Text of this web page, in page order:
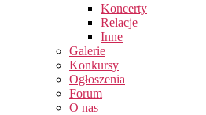
Koncerty
Relacje
Inne
Galerie
Konkursy
Ogłoszenia
Forum
O nas